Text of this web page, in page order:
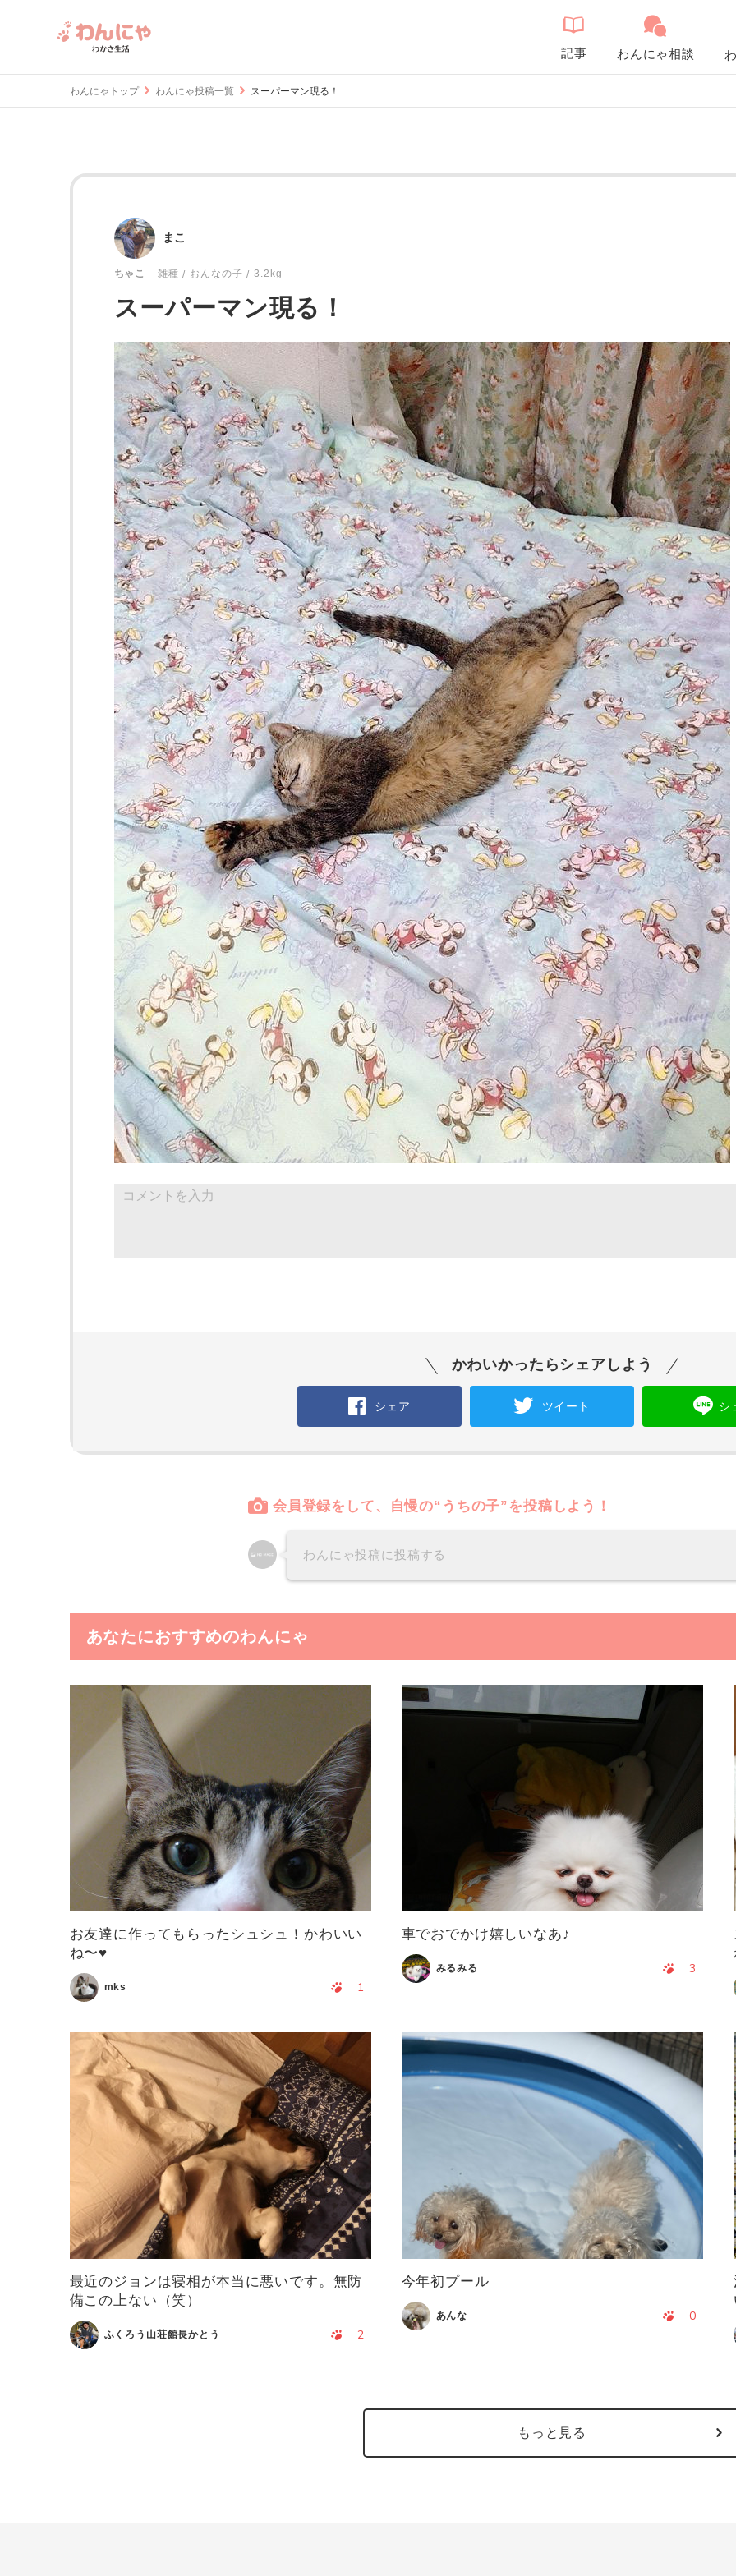
記事 わんにゃ相談
わんにゃトップ わんにゃ投稿一覧 スーパーマン現る！
まこ
ちゃこ 雑種 おんなの子 3.2kg
スーパーマン現る！
かわいかったらシェアしよう
シェア ツイート シ
会員登録をして、自慢の“うちの子”を投稿しよう！
わんにゃ投稿に投稿する
あなたにおすすめのわんにゃ
お友達に作ってもらったシュシュ！かわいい
ね〜♥
mks 1
車でおでかけ嬉しいなあ♪
みるみる 3
最近のジョンは寝相が本当に悪いです。無防
備この上ない（笑）
ふくろう山荘館長かとう 2
今年初プール
あんな 0
もっと見る